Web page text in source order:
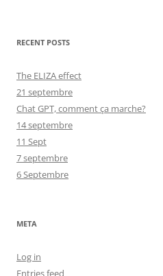
RECENT POSTS
The ELIZA effect
21 septembre
Chat GPT, comment ça marche?
14 septembre
11 Sept
7 septembre
6 Septembre
META
Log in
Entries feed